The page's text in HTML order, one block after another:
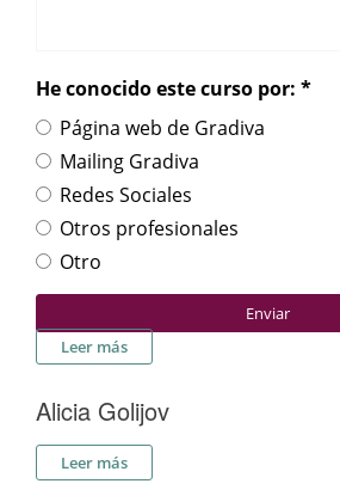
He conocido este curso por: *
Página web de Gradiva
Mailing Gradiva
Redes Sociales
Otros profesionales
Otro
Enviar
Leer más
Alicia Golijov
Leer más